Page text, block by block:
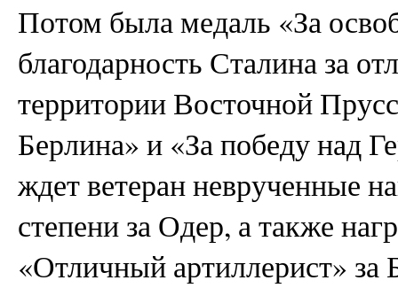
Потом была медаль «За
благодарность Сталина за
территории Восточной
Берлина» и «За победу над
ждет ветеран неврученные
степени за Одер, а также
«Отличный артиллерист» за